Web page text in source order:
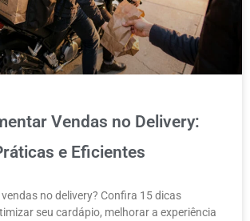
Vendas no Delivery:
e Eficientes
no delivery? Confira 15 dicas
seu cardápio, melhorar a experiência